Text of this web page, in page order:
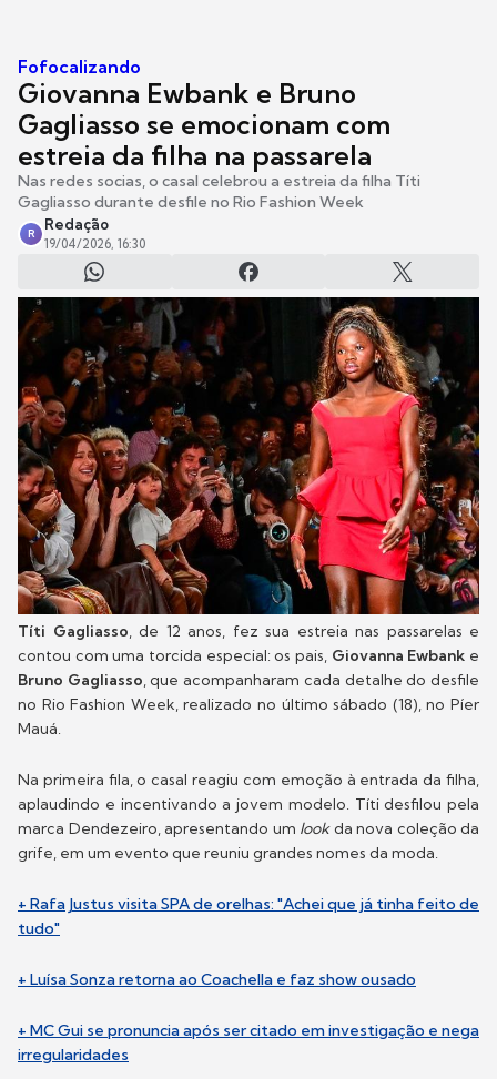
Fofocalizando
Giovanna Ewbank e Bruno
Gagliasso se emocionam com
estreia da filha na passarela
Nas redes socias, o casal celebrou a estreia da filha Títi
Gagliasso durante desfile no Rio Fashion Week
R
Redação
19/04/2026, 16:30
Títi Gagliasso, de 12 anos, fez sua estreia nas passarelas e
contou com uma torcida especial: os pais, Giovanna Ewbank e
Bruno Gagliasso, que acompanharam cada detalhe do desfile
no Rio Fashion Week, realizado no último sábado (18), no Píer
Mauá.
Na primeira fila, o casal reagiu com emoção à entrada da filha,
aplaudindo e incentivando a jovem modelo. Títi desfilou pela
marca Dendezeiro, apresentando um lookda nova coleção da
grife, em um evento que reuniu grandes nomes da moda.
+ Rafa Justus visita SPA de orelhas: "Achei que já tinha feito de
tudo"
+ Luísa Sonza retorna ao Coachella e faz show ousado
+ MC Gui se pronuncia após ser citado em investigação e nega
irregularidades